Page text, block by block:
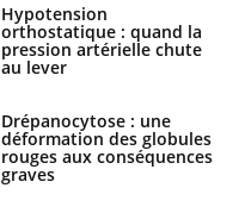
Hypotension
orthostatique : quand la
pression artérielle chute
au lever
Drépanocytose : une
déformation des globules
rouges aux conséquences
graves